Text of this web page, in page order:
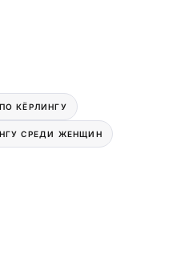
КЁРЛИНГУ
СРЕДИ ЖЕНЩИН